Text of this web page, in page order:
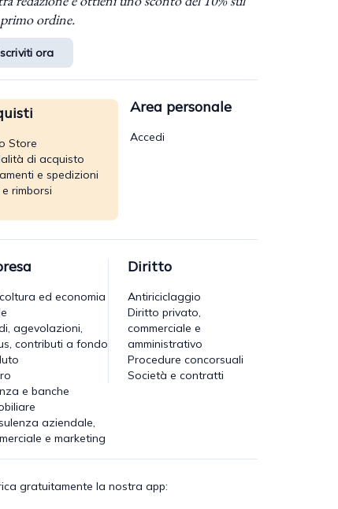
ordine.
ora
Store
di acquisto
e spedizioni
e rimborsi
Area personale
Accedi
ed economia
agevolazioni,
contributi a fondo
e banche
aziendale,
e marketing
Diritto
Antiriciclaggio
Diritto privato,
commerciale e
amministrativo
Procedure concorsuali
Società e contratti
gratuitamente la nostra app: